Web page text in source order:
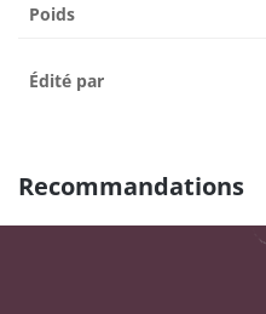
Poids
Édité par
Recommandations